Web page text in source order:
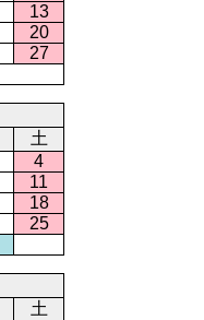
13
20
27
土
4
11
18
25
土